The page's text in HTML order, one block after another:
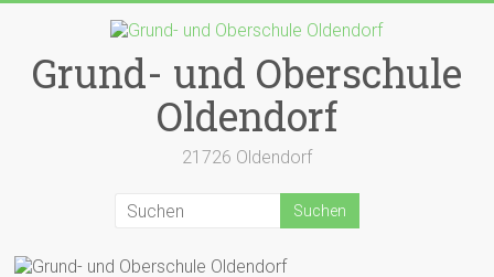
springenGrund- und Oberschule
Oldendorf
21726 Oldendorf